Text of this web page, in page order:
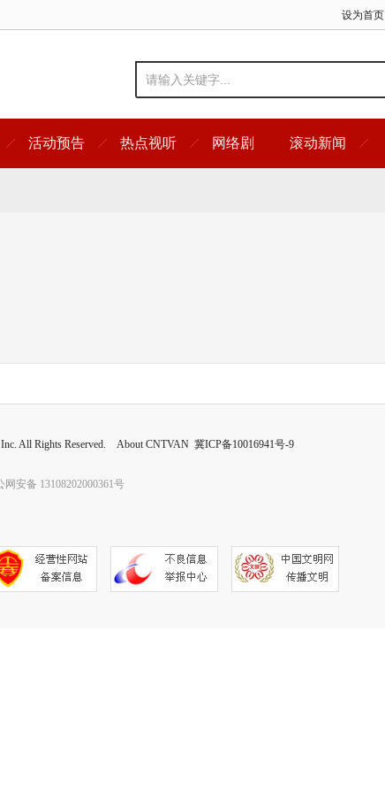
设为首页
活动预告 热点视听 网络剧 滚动新闻
All Rights Reserved. About CNTVAN 冀ICP备10016941号-9
网安备 13108202000361号